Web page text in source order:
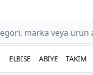
ELBISE ABIYE TAKIM